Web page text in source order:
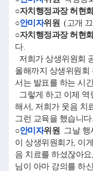
○자치행정과장 허현
○안미자위원 (고개
○자치행정과장 허현
다.
저희가 상생위원회
올해까지 상생위원회
서는 발표를 하는 시
그렇게 하고 이제 역
해서, 저희가 웃음 치
그런 교육을 했습니다.
○안미자위원 그날 행
이 상생위원회가, 이
음 치료를 하셨잖아
님이 아마 강의를 하